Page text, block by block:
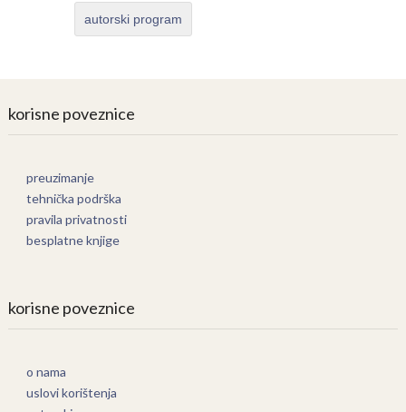
autorski program
korisne poveznice
preuzimanje
tehnička podrška
pravila privatnosti
besplatne knjige
korisne poveznice
o nama
uslovi korištenja